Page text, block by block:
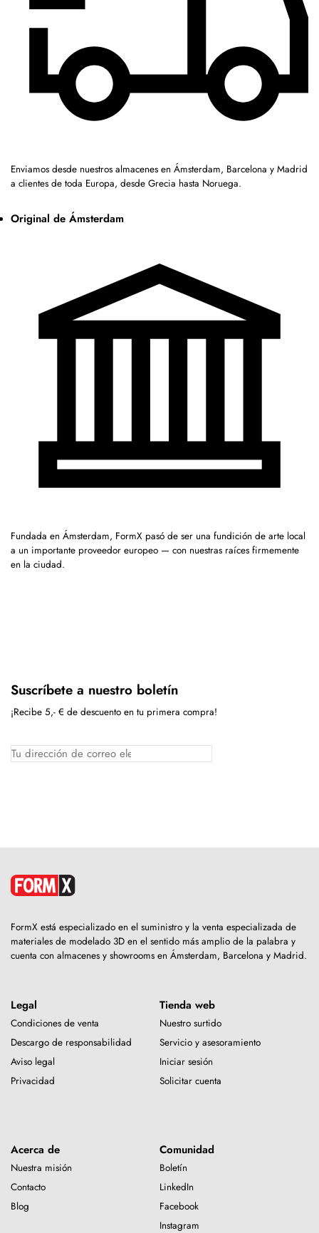
Enviamos desde nuestros almacenes en Ámsterdam, Barcelona y Madrid
a clientes de toda Europa, desde Grecia hasta Noruega.
Original de Ámsterdam
Fundada en Ámsterdam, FormX pasó de ser una fundición de arte local
a un importante proveedor europeo — con nuestras raíces firmemente
en la ciudad.
Suscríbete a nuestro boletín
¡Recibe 5,- € de descuento en tu primera compra!
FormX está especializado en el suministro y la venta especializada de
materiales de modelado 3D en el sentido más amplio de la palabra y
cuenta con almacenes y showrooms en Ámsterdam, Barcelona y Madrid.
Legal
Condiciones de venta
Descargo de responsabilidad
Aviso legal
Privacidad
Tienda web
Nuestro surtido
Servicio y asesoramiento
Iniciar sesión
Solicitar cuenta
Acerca de
Nuestra misión
Contacto
Blog
Comunidad
Boletín
LinkedIn
Facebook
Instagram